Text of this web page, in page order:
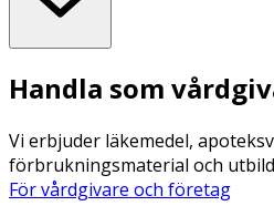
Handla som
Vi erbjuder läkemedel,
förbrukningsmaterial och
För vårdgivare och företag